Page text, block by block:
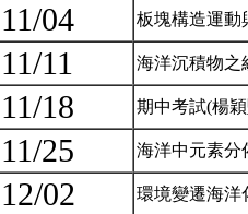
11/04 板塊構造運
11/11 海洋沉積物
11/18 期中考試(楊
11/25 海洋中元素
12/02 環境變遷海